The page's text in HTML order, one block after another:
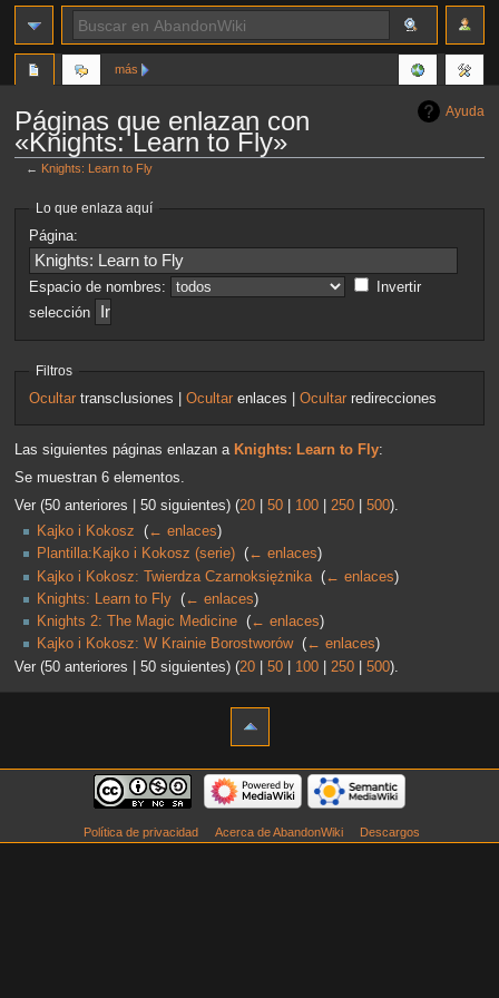
Ayuda
Páginas que enlazan con
«Knights: Learn to Fly»
← Knights: Learn to Fly
navegación
búsqueda
Lo que enlaza aquí
Página:
Espacio de nombres:
Invertir
selección
Filtros
Ocultar transclusiones |Ocultar enlaces |Ocultar redirecciones
Las siguientes páginas enlazan a Knights: Learn to Fly:
Se muestran 6 elementos.
Ver (50 anteriores | 50 siguientes) (20| 50| 100| 250| 500).
Kajko i Kokosz
(← enlaces)
Plantilla:Kajko i Kokosz (serie) (← enlaces)
Kajko i Kokosz: Twierdza Czarnoksiężnika (← enlaces)
Knights: Learn to Fly (← enlaces)
Knights 2: The Magic Medicine (← enlaces)
Kajko i Kokosz: W Krainie Borostworów‎ (← enlaces)
Ver (50 anteriores | 50 siguientes) (20| 50| 100| 250| 500).
más
Política de privacidad Acerca de AbandonWiki Descargos